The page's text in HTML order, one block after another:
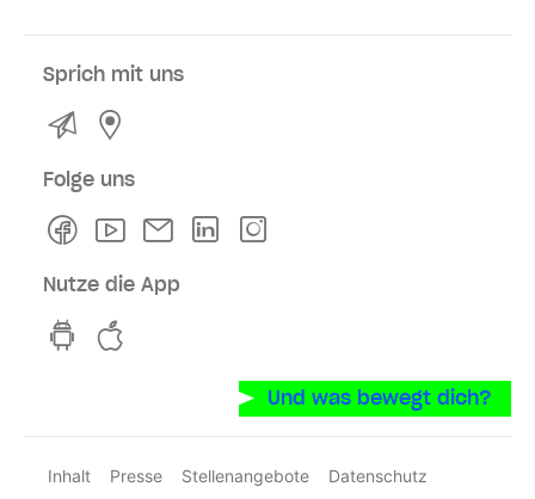
Sprich mit uns
Kontakt
Folge uns
FacebookYoutubeNewsletterLinkedln
Nutze die App
hvv switch App auf GooglePlay
Und was bewegt dich?
Inhalt Presse Stellenangebote
Datenschutz